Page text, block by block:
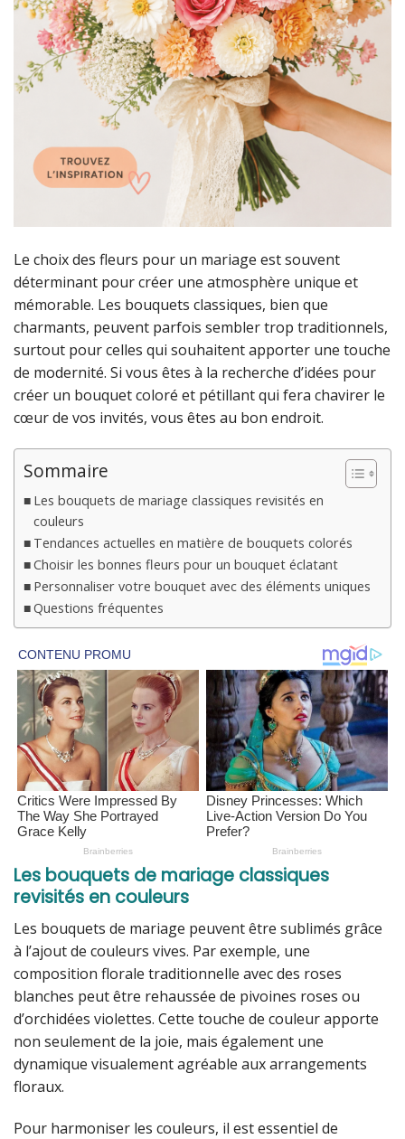
Le choix des fleurs pour un mariage est souvent
déterminant pour créer une atmosphère unique et
mémorable. Les bouquets classiques, bien que
charmants, peuvent parfois sembler trop traditionnels,
surtout pour celles qui souhaitent apporter une touche
de modernité. Si vous êtes à la recherche d’idées pour
créer un bouquet coloré et pétillant qui fera chavirer le
cœur de vos invités, vous êtes au bon endroit.
Sommaire
Les bouquets de mariage classiques revisités en
couleurs
Tendances actuelles en matière de bouquets colorés
Choisir les bonnes fleurs pour un bouquet éclatant
Personnaliser votre bouquet avec des éléments uniques
Questions fréquentes
Les bouquets de mariage classiques
revisités en couleurs
Les bouquets de mariage peuvent être sublimés grâce
à l’ajout de couleurs vives. Par exemple, une
composition florale traditionnelle avec des roses
blanches peut être rehaussée de pivoines roses ou
d’orchidées violettes. Cette touche de couleur apporte
non seulement de la joie, mais également une
dynamique visualement agréable aux arrangements
floraux.
Pour harmoniser les couleurs, il est essentiel de